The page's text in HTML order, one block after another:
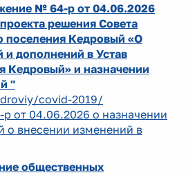
№ 64-р от 04.06.2026
решения Совета
поселения Кедровый «О
и дополнений в Устав
Кедровый» и назначении
"
covid-2019/
от 04.06.2026 о назначении
о внесении изменений в
общественных